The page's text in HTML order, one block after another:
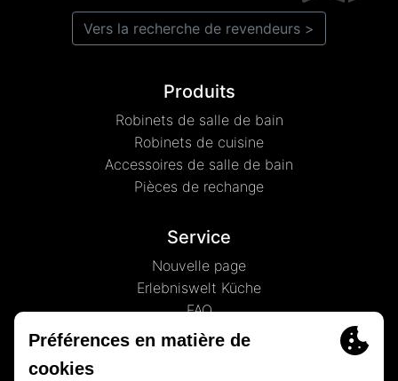
Produits
Robinets de salle de bain
Robinets de cuisine
Accessoires de salle de bain
Pièces de rechange
Service
Nouvelle page
Erlebniswelt Küche
FAQ
Vers la recherche de revendeurs >